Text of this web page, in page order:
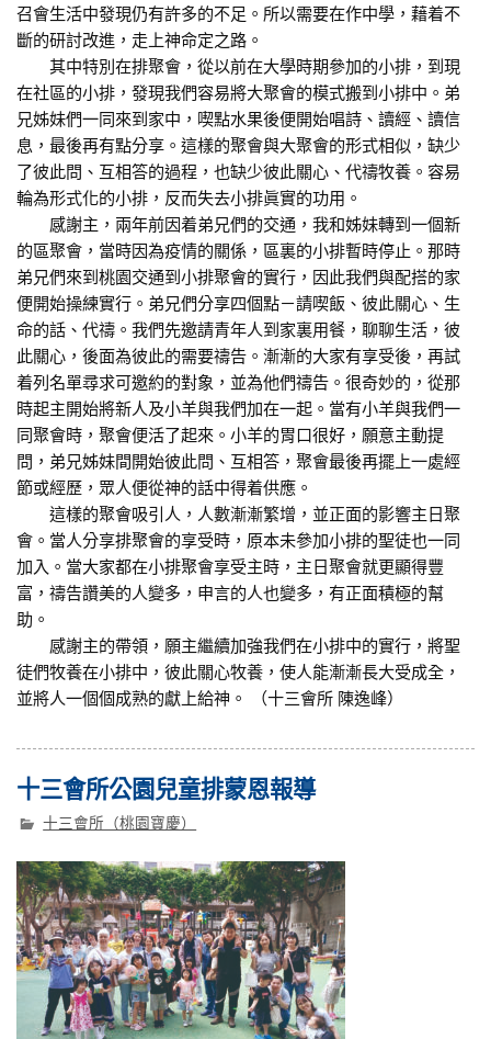
召會生活中發現仍有許多的不足。所以需要在作中學，藉着不
斷的研討改進，走上神命定之路。
其中特別在排聚會，從以前在大學時期參加的小排，到現
在社區的小排，發現我們容易將大聚會的模式搬到小排中。弟
兄姊妹們一同來到家中，喫點水果後便開始唱詩、讀經、讀信
息，最後再有點分享。這樣的聚會與大聚會的形式相似，缺少
了彼此問、互相答的過程，也缺少彼此關心、代禱牧養。容易
輪為形式化的小排，反而失去小排眞實的功用。
感謝主，兩年前因着弟兄們的交通，我和姊妹轉到一個新
的區聚會，當時因為疫情的關係，區裏的小排暫時停止。那時
弟兄們來到桃園交通到小排聚會的實行，因此我們與配搭的家
便開始操練實行。弟兄們分享四個點－請喫飯、彼此關心、生
命的話、代禱。我們先邀請青年人到家裏用餐，聊聊生活，彼
此關心，後面為彼此的需要禱告。漸漸的大家有享受後，再試
着列名單尋求可邀約的對象，並為他們禱告。很奇妙的，從那
時起主開始將新人及小羊與我們加在一起。當有小羊與我們一
同聚會時，聚會便活了起來。小羊的胃口很好，願意主動提
問，弟兄姊妹間開始彼此問、互相答，聚會最後再擺上一處經
節或經歷，眾人便從神的話中得着供應。
這樣的聚會吸引人，人數漸漸繁增，並正面的影響主日聚
會。當人分享排聚會的享受時，原本未參加小排的聖徒也一同
加入。當大家都在小排聚會享受主時，主日聚會就更顯得豐
富，禱告讚美的人變多，申言的人也變多，有正面積極的幫
助。
感謝主的帶領，願主繼續加強我們在小排中的實行，將聖
徒們牧養在小排中，彼此關心牧養，使人能漸漸長大受成全，
並將人一個個成熟的獻上給神。 （十三會所 陳逸峰）
十三會所公園兒童排蒙恩報導
十三會所（桃園寶慶）